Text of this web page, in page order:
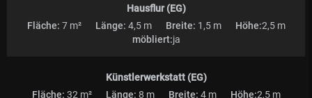
Fußläufig entfernt befinden sich zahlreiche
Übernachtungsmöglichkeiten fürs Team. Der nächste Ort ist ca. 8 km
entfernt, Kassel 52 km. Das Haus ist im Besitz meines Sohnes, der mit
Hausflur (EG)
Fläche: 7 m² Länge: 4,5 m Breite: 1,5 m Höhe:2,5 m
möbliert:ja
Künstlerwerkstatt (EG)
Fläche: 32 m² Länge: 8 m Breite: 4 m Höhe:2,5 m